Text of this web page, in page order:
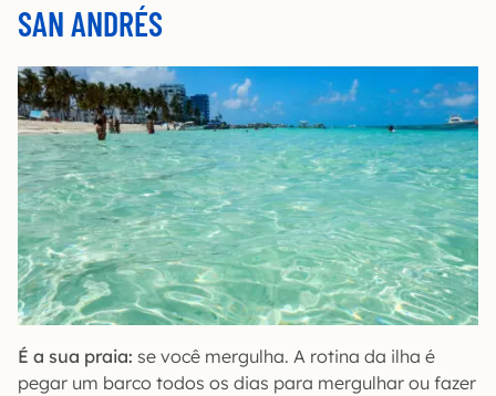
SAN ANDRÉS
É a sua praia: se você mergulha. A rotina da ilha é
pegar um barco todos os dias para mergulhar ou fazer